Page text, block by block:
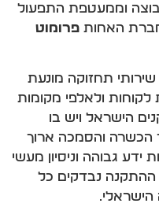
וממעטפת התפעול
חברת האחות פרומוט
מספקת כבר למעלה מ- 30 שנה שירותי תחזוקה מונעת
ולאלפי מקומות
הישראל ויש בו
הכשרה והסמכה ארוך
גבוהה וניסיון מעשי
בסיום ההתקנה נבדקים כל